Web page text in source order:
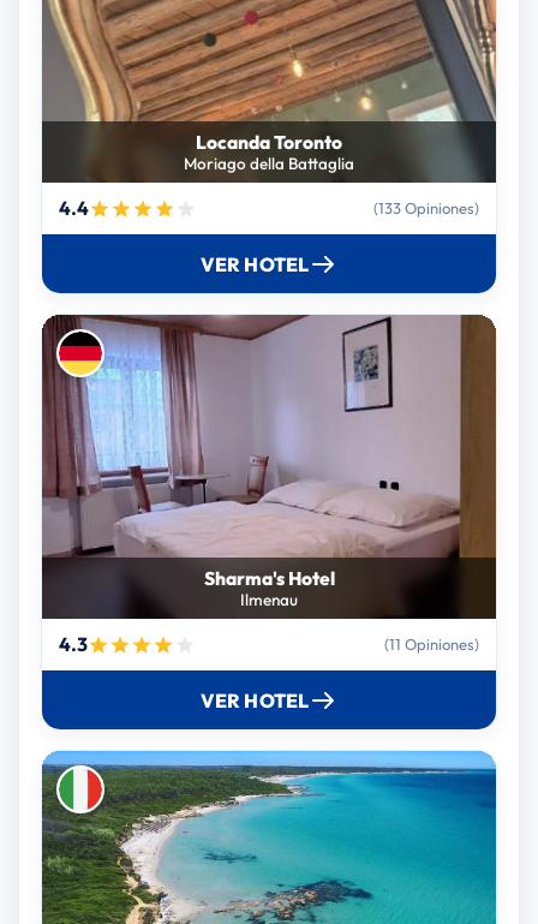
Locanda Toronto
Moriago della Battaglia
4.4 (133 Opiniones)
VER HOTEL
Sharma's Hotel
Ilmenau
4.3 (11 Opiniones)
VER HOTEL